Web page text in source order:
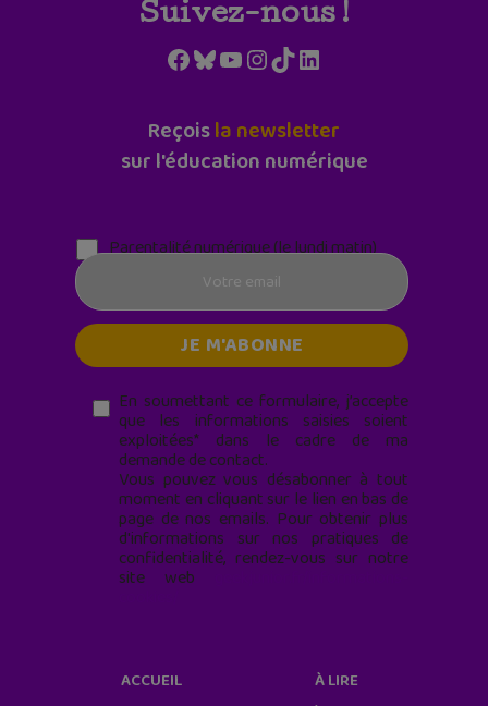
Suivez-nous !
Facebook
Bluesky
YouTube
Instagram
TikTokLinkedIn
Reçoisla newsletter
sur l'éducation numérique
Parentalité numérique (le lundi matin)
En soumettant ce formulaire, j’accepte
que les informations saisies soient
exploitées* dans le cadre de ma
demande de contact.
Vous pouvez vous désabonner à tout
moment en cliquant sur le lien en bas de
page de nos emails. Pour obtenir plus
d'informations sur nos pratiques de
confidentialité, rendez-vous sur notre
site web
ACCUEIL
À LIRE